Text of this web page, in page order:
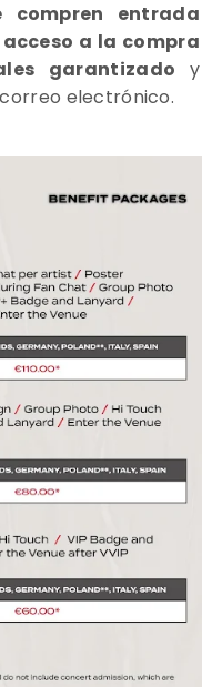
compren entrada
acceso a la compra
garantizado y
electrónico.